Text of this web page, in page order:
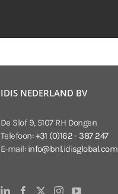
IDIS NEDERLAND BV
De Slof 9, 5107 RH Dongen
Telefoon:+31 (0)162 - 387 247
E-mail: info@bnl.idisglobal.com